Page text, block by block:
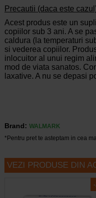
Precautii (daca este
Acest produs este un
copiilor sub 3 ani. A se
caldura (la temperaturi
si vederea copiilor.
inlocuitor al unui regim
mod de viata sanatos.
laxative. A nu se depasi
Brand: WALMARK
*Pentru pret te asteptam in cea
VEZI PRODUSE DIN